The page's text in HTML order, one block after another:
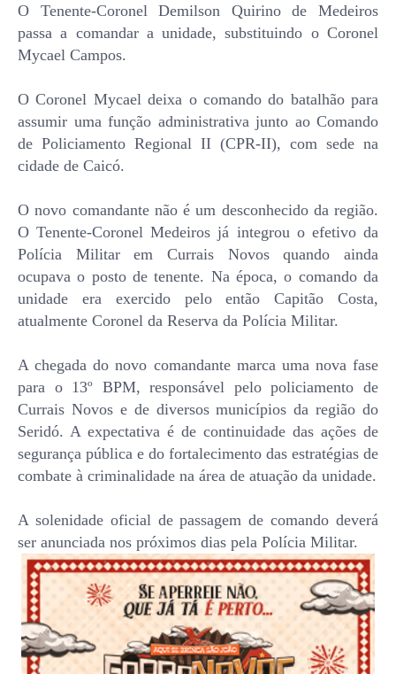
O Tenente-Coronel Demilson Quirino de Medeiros
passa a comandar a unidade, substituindo o Coronel
Mycael Campos.
O Coronel Mycael deixa o comando do batalhão para
assumir uma função administrativa junto ao Comando
de Policiamento Regional II (CPR-II), com sede na
cidade de Caicó.
O novo comandante não é um desconhecido da região.
O Tenente-Coronel Medeiros já integrou o efetivo da
Polícia Militar em Currais Novos quando ainda
ocupava o posto de tenente. Na época, o comando da
unidade era exercido pelo então Capitão Costa,
atualmente Coronel da Reserva da Polícia Militar.
A chegada do novo comandante marca uma nova fase
para o 13º BPM, responsável pelo policiamento de
Currais Novos e de diversos municípios da região do
Seridó. A expectativa é de continuidade das ações de
segurança pública e do fortalecimento das estratégias de
combate à criminalidade na área de atuação da unidade.
A solenidade oficial de passagem de comando deverá
ser anunciada nos próximos dias pela Polícia Militar.